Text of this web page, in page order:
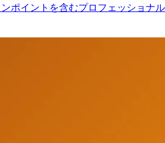
ポイントを含むプロフェッショナル